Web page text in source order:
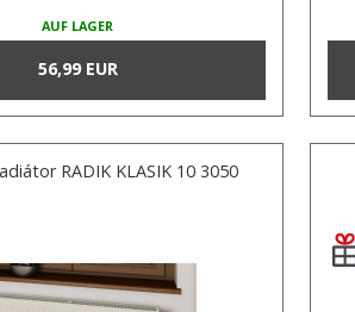
AUF LAGER
56,99 EUR
RADIK KLASIK 10 3050